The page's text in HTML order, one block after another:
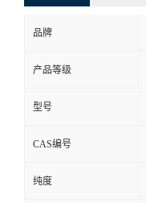
品牌
产品等级
型号
CAS编号
纯度